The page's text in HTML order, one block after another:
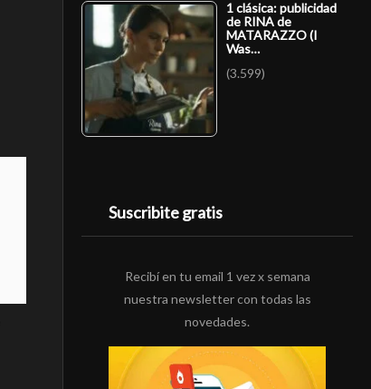
1 clásica: publicidad
de RINA de
MATARAZZO (I
Was…
(3.599)
Suscribite gratis
Recibí en tu email 1 vez x semana
nuestra newsletter con todas las
novedades.